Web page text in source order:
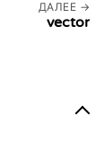
ДАЛЕЕ
vector